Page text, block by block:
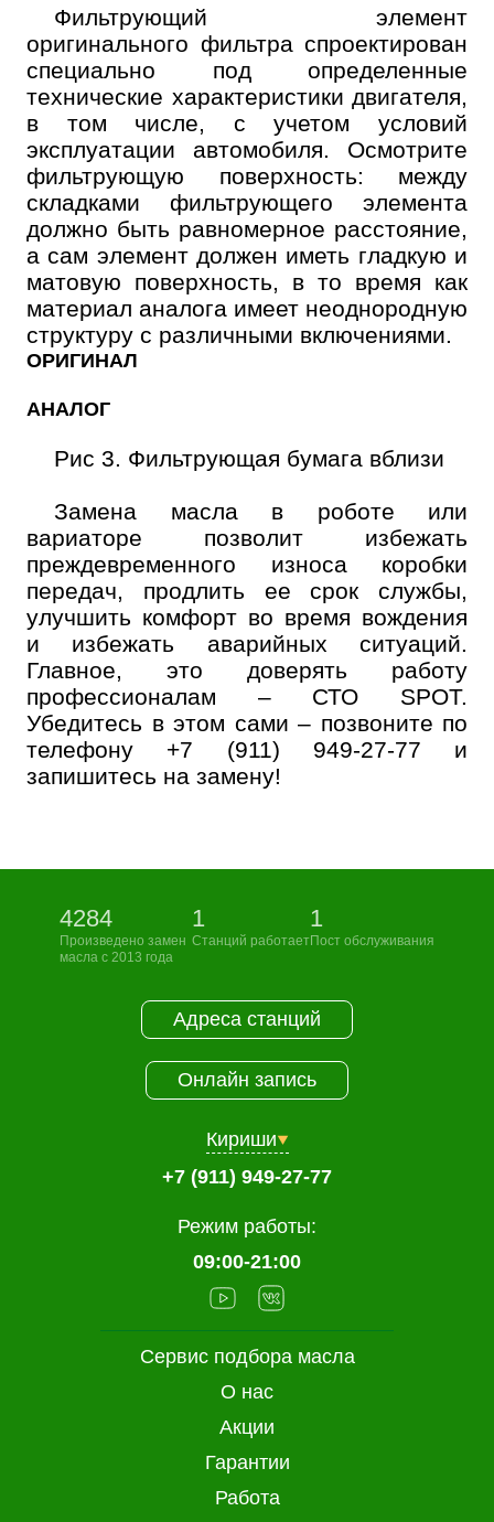
Фильтрующий элемент
оригинального фильтра спроектирован
специально под определенные
технические характеристики двигателя,
в том числе, с учетом условий
эксплуатации автомобиля. Осмотрите
фильтрующую поверхность: между
складками фильтрующего элемента
должно быть равномерное расстояние,
а сам элемент должен иметь гладкую и
матовую поверхность, в то время как
материал аналога имеет неоднородную
структуру с различными включениями.
ОРИГИНАЛ
АНАЛОГ
Рис 3. Фильтрующая бумага вблизи
Замена масла в роботе или
вариаторе позволит избежать
преждевременного износа коробки
передач, продлить ее срок службы,
улучшить комфорт во время вождения
и избежать аварийных ситуаций.
Главное, это доверять работу
профессионалам – СТО SPOT.
Убедитесь в этом сами – позвоните по
телефону +7 (911) 949-27-77 и
запишитесь на замену!
4284
Произведено замен
масла с 2013 года
1
Станций работает
1
Пост обслуживания
Сервис подбора масла
О нас
Акции
Гарантии
Работа
Адреса станций
Онлайн запись
Кириши
+7 (911) 949-27-77
Режим работы:
09:00-21:00